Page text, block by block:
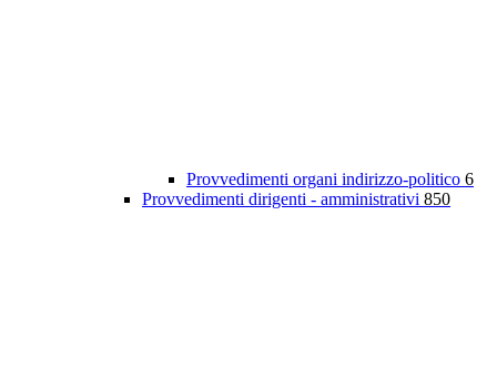
Provvedimenti organi indirizzo-politico 6
Provvedimenti dirigenti - amministrativi 850